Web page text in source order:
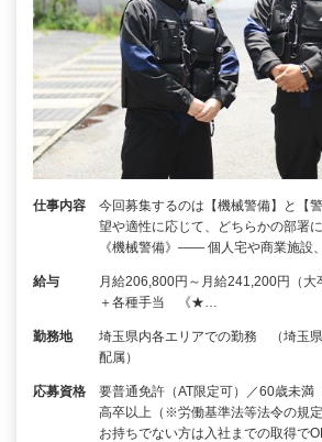
仕事内容
今回募集するのは【機械警備】と【
望や適性に応じて、どちらかの部
《機械警備》―― 個人宅や商業施設
給与
月給206,800円～月給241,200円（大
＋各種手当 《★…
勤務地
埼玉県内各エリアでの勤務 （埼玉
配属）
応募資格
要普通免許（AT限定可）／60歳未満
高卒以上（※労働基準法等法令の規
お持ちでない方は入社までの取得で